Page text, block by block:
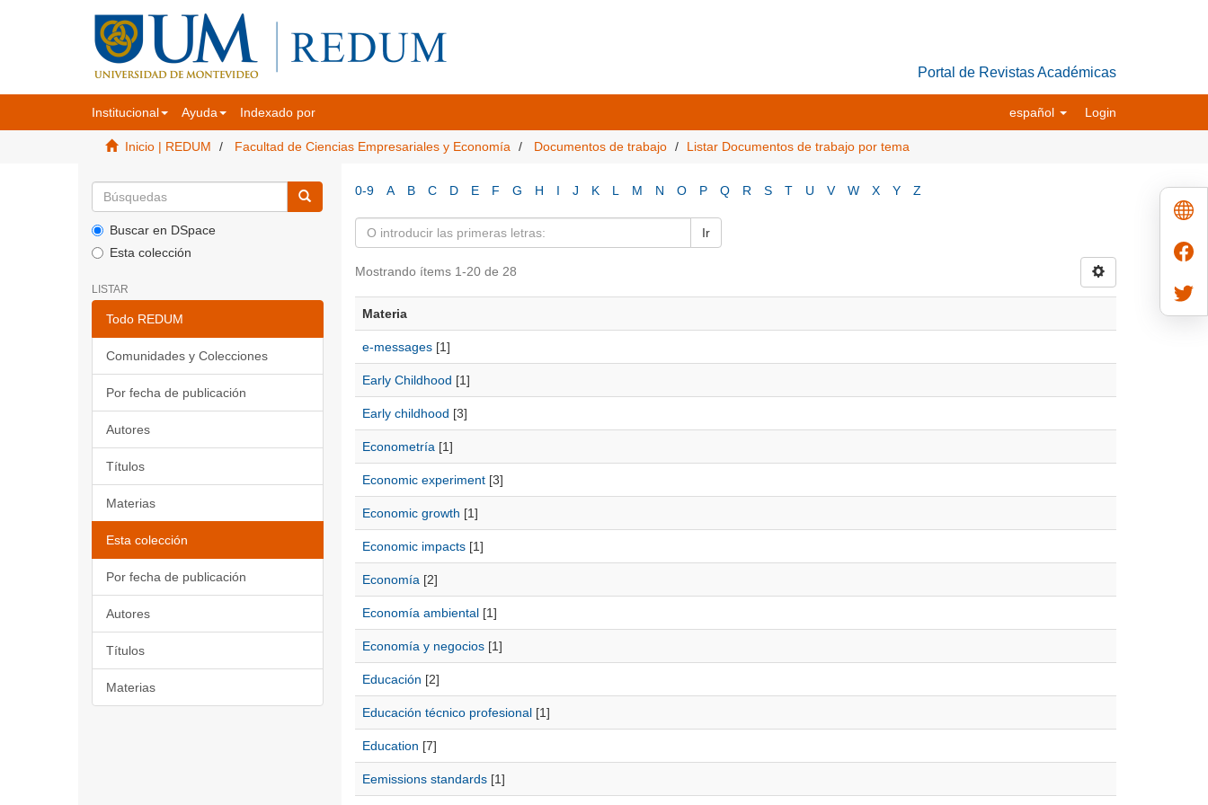
Portal de Revistas Académicas
Institucional Ayuda Indexado por español Login
Inicio | REDUM Facultad de Ciencias Empresariales y Economía Documentos de trabajo Listar Documentos de trabajo por tema
Buscar en DSpace
Esta colección
LISTAR
Todo REDUM
Comunidades y Colecciones
Por fecha de publicación
Autores
Títulos
Materias
Esta colección
Por fecha de publicación
Autores
Títulos
Materias
0-9 A B C D E F G H I J K L M N O P Q R S T U V W X Y Z
Ir
Mostrando ítems 1-20 de 28
Materia
e-messages[1]
Early Childhood [1]
Early childhood [3]
Econometría [1]
Economic experiment[3]
Economic growth [1]
Economic impacts[1]
Economía [2]
Economía ambiental[1]
Economía y negocios[1]
Educación [2]
Educación técnico profesional[1]
Education [7]
Eemissions standards[1]